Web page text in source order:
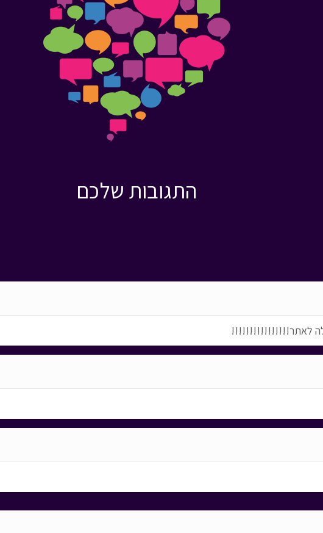
התגובות שלכם
לאתר!!!!!!!!!!!!!!!!